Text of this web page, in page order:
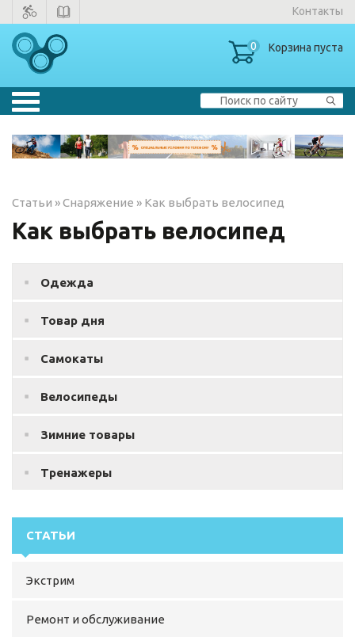
Контакты
0 Корзина пуста
Велосипеды ▼
Зимние товары
Статьи »Снаряжение » Как выбрать велосипед
Как выбрать велосипед
Одежда
Товар дня
Самокаты
Велосипеды
Зимние товары
Тренажеры
СТАТЬИ
Экстрим
Ремонт и обслуживание